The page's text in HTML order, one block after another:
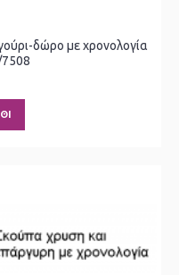
δώρο με χρονολογία